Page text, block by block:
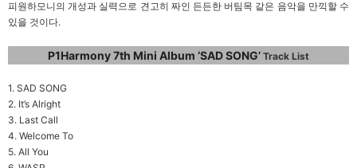
피원하모니의 개성과 실력으로 견고히 짜인 든든한 버팀목 같은 음악을 만끽할 수
있을 것이다.
P1Harmony 7th Mini Album ‘SAD SONG’ Track List
1. SAD SONG
2. It’s Alright
3. Last Call
4. Welcome To
5. All You